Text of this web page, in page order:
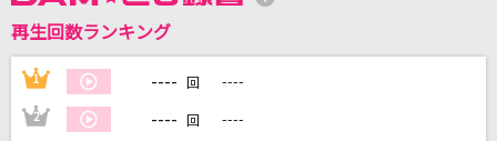
DAMに会員登録・ログインして
カラオケをもっと楽しもう！
再生回数ランキング
1 ---- 回 ----
2 ---- 回 ----